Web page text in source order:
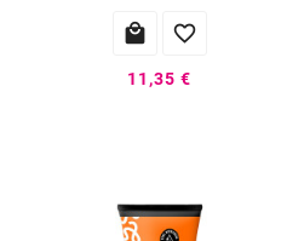
 
11,35 €